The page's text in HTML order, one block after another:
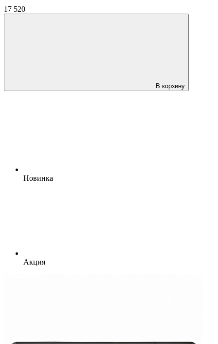
17 520
В корзину
Новинка
Акция